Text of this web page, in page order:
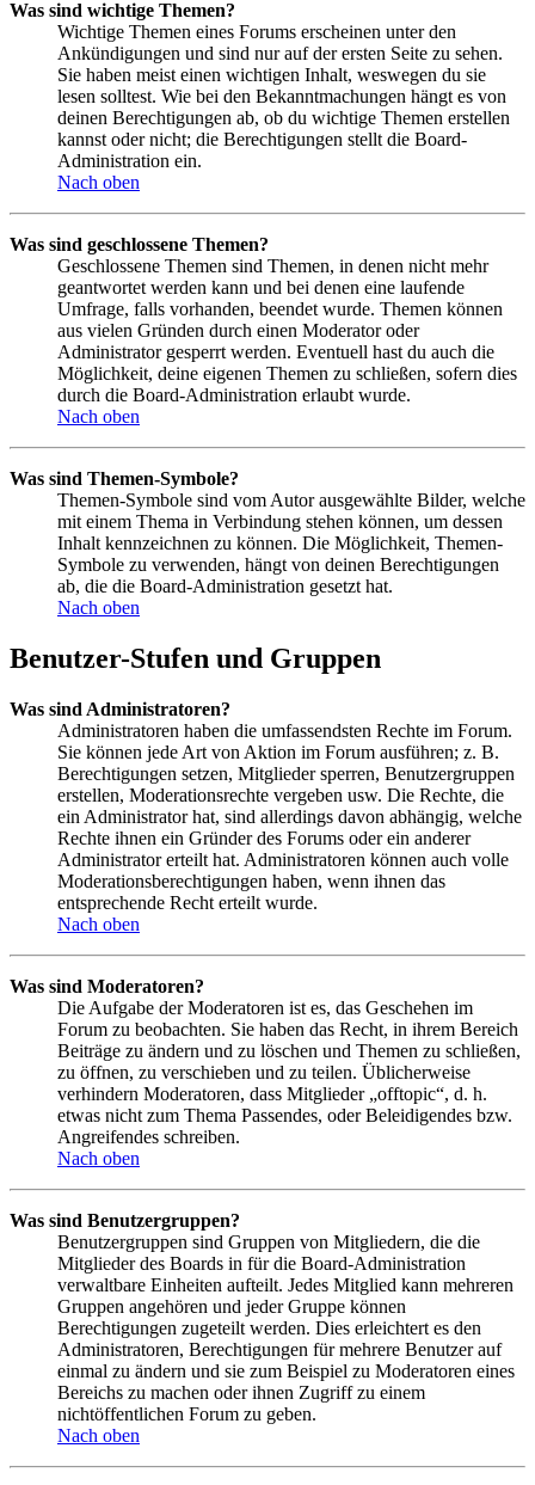
Was sind wichtige Themen?
Wichtige Themen eines Forums erscheinen unter den
Ankündigungen und sind nur auf der ersten Seite zu sehen.
Sie haben meist einen wichtigen Inhalt, weswegen du sie
lesen solltest. Wie bei den Bekanntmachungen hängt es von
deinen Berechtigungen ab, ob du wichtige Themen erstellen
kannst oder nicht; die Berechtigungen stellt die Board-
Administration ein.
Nach oben
Was sind geschlossene Themen?
Geschlossene Themen sind Themen, in denen nicht mehr
geantwortet werden kann und bei denen eine laufende
Umfrage, falls vorhanden, beendet wurde. Themen können
aus vielen Gründen durch einen Moderator oder
Administrator gesperrt werden. Eventuell hast du auch die
Möglichkeit, deine eigenen Themen zu schließen, sofern dies
durch die Board-Administration erlaubt wurde.
Nach oben
Was sind Themen-Symbole?
Themen-Symbole sind vom Autor ausgewählte Bilder, welche
mit einem Thema in Verbindung stehen können, um dessen
Inhalt kennzeichnen zu können. Die Möglichkeit, Themen-
Symbole zu verwenden, hängt von deinen Berechtigungen
ab, die die Board-Administration gesetzt hat.
Nach oben
Benutzer-Stufen und Gruppen
Was sind Administratoren?
Administratoren haben die umfassendsten Rechte im Forum.
Sie können jede Art von Aktion im Forum ausführen; z. B.
Berechtigungen setzen, Mitglieder sperren, Benutzergruppen
erstellen, Moderationsrechte vergeben usw. Die Rechte, die
ein Administrator hat, sind allerdings davon abhängig, welche
Rechte ihnen ein Gründer des Forums oder ein anderer
Administrator erteilt hat. Administratoren können auch volle
Moderationsberechtigungen haben, wenn ihnen das
entsprechende Recht erteilt wurde.
Nach oben
Was sind Moderatoren?
Die Aufgabe der Moderatoren ist es, das Geschehen im
Forum zu beobachten. Sie haben das Recht, in ihrem Bereich
Beiträge zu ändern und zu löschen und Themen zu schließen,
zu öffnen, zu verschieben und zu teilen. Üblicherweise
verhindern Moderatoren, dass Mitglieder „offtopic“, d. h.
etwas nicht zum Thema Passendes, oder Beleidigendes bzw.
Angreifendes schreiben.
Nach oben
Was sind Benutzergruppen?
Benutzergruppen sind Gruppen von Mitgliedern, die die
Mitglieder des Boards in für die Board-Administration
verwaltbare Einheiten aufteilt. Jedes Mitglied kann mehreren
Gruppen angehören und jeder Gruppe können
Berechtigungen zugeteilt werden. Dies erleichtert es den
Administratoren, Berechtigungen für mehrere Benutzer auf
einmal zu ändern und sie zum Beispiel zu Moderatoren eines
Bereichs zu machen oder ihnen Zugriff zu einem
nichtöffentlichen Forum zu geben.
Nach oben